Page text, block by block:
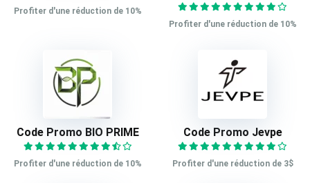
Profiter d'une réduction de 10%
Profiter d'une réduction de 10%
Code Promo BIO PRIME
Profiter d'une réduction de 10%
Code Promo Jevpe
Profiter d'une réduction de 3$